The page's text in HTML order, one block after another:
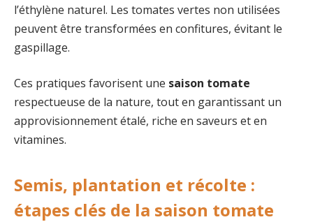
l’éthylène naturel. Les tomates vertes non utilisées
peuvent être transformées en confitures, évitant le
gaspillage.
Ces pratiques favorisent une saison tomate
respectueuse de la nature, tout en garantissant un
approvisionnement étalé, riche en saveurs et en
vitamines.
Semis, plantation et récolte :
étapes clés de la saison tomate